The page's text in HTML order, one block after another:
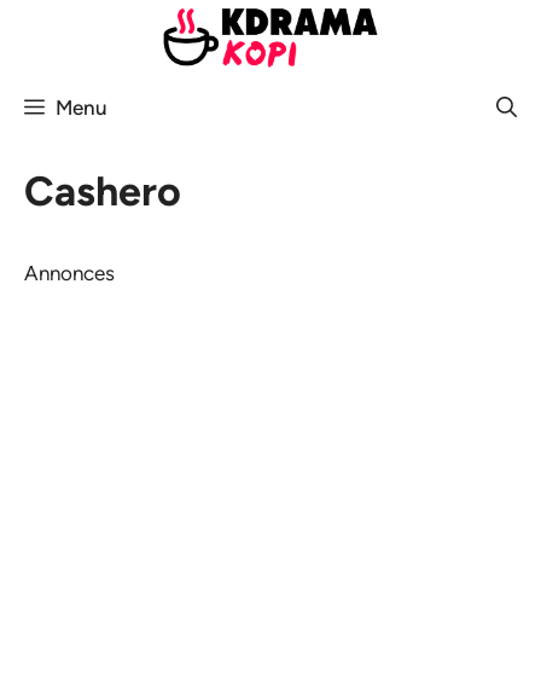
Menu
Cashero
Annonces